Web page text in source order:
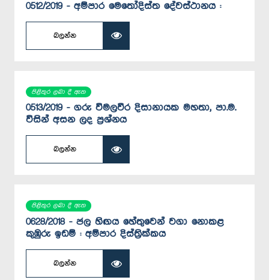
0512/2019 - අම්පාර මෙතෝදිස්ත දේවස්ථානය :
බලන්න
පිළිතුර ලබා දී ඇත
0513/2019 - ගරු විමලවීර දිසානායක මහතා, පා.ම.
විසින් අසන ලද ප්‍රශ්නය
බලන්න
පිළිතුර ලබා දී ඇත
0628/2018 - ජල හිඟය හේතුවෙන් වගා නොකළ
කුඹුරු ඉඩම් : අම්පාර දිස්ත්‍රික්කය
බලන්න